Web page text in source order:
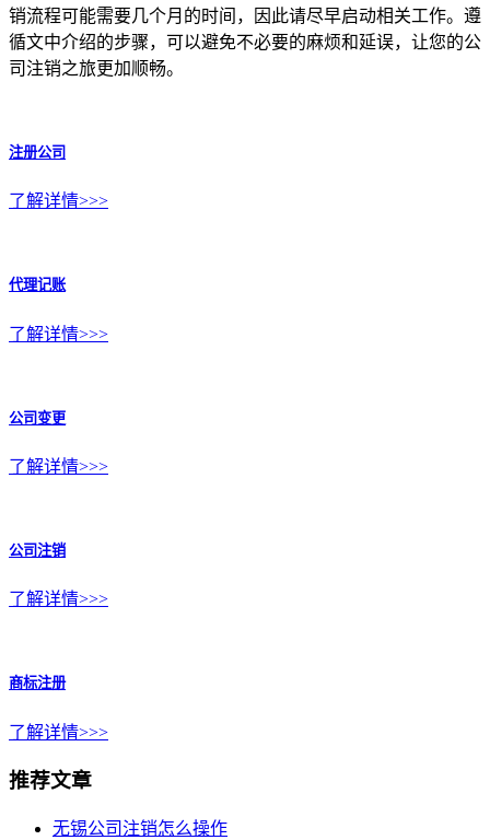
销流程可能需要几个月的时间，因此请尽早启动相关工作。遵
循文中介绍的步骤，可以避免不必要的麻烦和延误，让您的公
司注销之旅更加顺畅。
注册公司
了解详情>>>
代理记账
了解详情>>>
公司变更
了解详情>>>
公司注销
了解详情>>>
商标注册
了解详情>>>
推荐文章
无锡公司注销怎么操作